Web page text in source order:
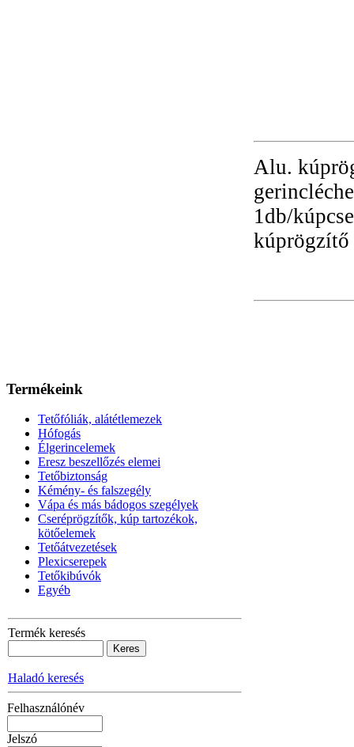
Alu.
1db/
kúprögzítő
Termékeink
Tetőfóliák, alátétlemezek
Hófogás
Élgerincelemek
Eresz beszellőzés elemei
Tetőbiztonság
Kémény- és falszegély
Vápa és más bádogos szegélyek
Cseréprögzítők, kúp tartozékok,
kötőelemek
Tetőátvezetések
Plexicserepek
Tetőkibúvók
Egyéb
Termék keresés
Haladó keresés
Felhasználónév
Jelszó